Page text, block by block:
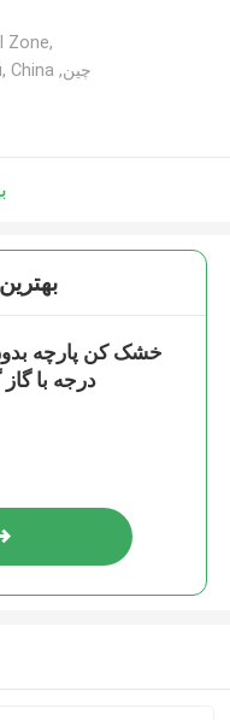
Zone,
Huishan, Wuxi, Jiangsu, China ,چین
درجه با